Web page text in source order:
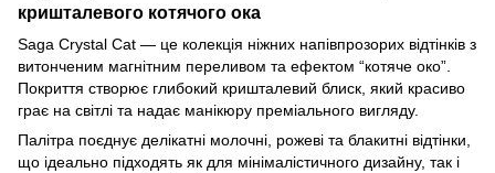
кришталевого котячого ока
Saga Crystal Cat — це колекція ніжних напівпрозорих відтінків з
витонченим магнітним переливом та ефектом “котяче око”.
Покриття створює глибокий кришталевий блиск, який красиво
грає на світлі та надає манікюру преміального вигляду.
Палітра поєднує делікатні молочні, рожеві та блакитні відтінки,
що ідеально підходять як для мінімалістичного дизайну, так і